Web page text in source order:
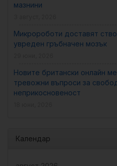
мазнини
Микророботи доставят
увреден гръбначен мозък
Новите британски онлайн
тревожни въпроси за
неприкосновеност
Календар